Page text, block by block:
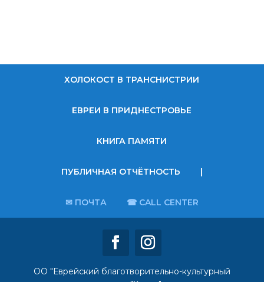
ХОЛОКОСТ В ТРАНСНИСТРИИ
ЕВРЕИ В ПРИДНЕСТРОВЬЕ
КНИГА ПАМЯТИ
ПУБЛИЧНАЯ ОТЧЁТНОСТЬ |
✉ ПОЧТА ☎ CALL CENTER
ОО "Еврейский благотворительно-культурный